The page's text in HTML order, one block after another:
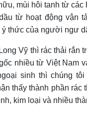
mùi hôi tanh từ các
từ hoạt động vận
thức của người ngư
Vỹ thì rác thải rắn
nhiều từ Việt Nam
sinh thì chúng tôi
thấy thành phần rác
kim loại và nhiều